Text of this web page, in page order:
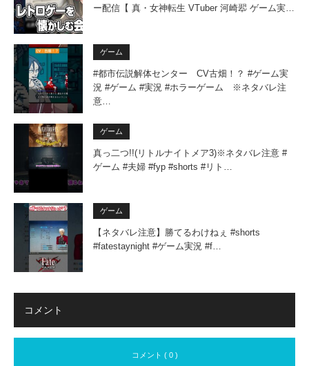
ー配信【 真・女神転生 VTuber 河崎翆 ゲーム実…
ゲーム
#都市伝説解体センター CV古畑！？ #ゲーム実
況 #ゲーム #実況 #ホラーゲーム ※ネタバレ注
意…
ゲーム
真っ二つ!!(リトルナイトメア3)※ネタバレ注意 #
ゲーム #夫婦 #fyp #shorts #リト…
ゲーム
【ネタバレ注意】勝てるわけねぇ #shorts
#fatestaynight #ゲーム実況 #f…
コメント
コメント ( 0 )